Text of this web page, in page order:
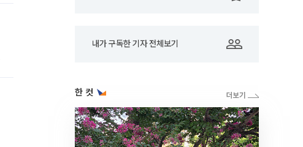
내가 구독한 기자 전체보기
한 컷